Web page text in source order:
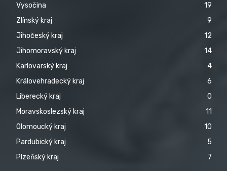
Vysočina
19
Zlínský kraj
9
Jihočeský kraj
12
Jihomoravský kraj
14
Karlovarský kraj
4
Královehradecký kraj
6
Liberecký kraj
0
Moravskoslezský kraj
11
Olomoucký kraj
10
Pardubický kraj
5
Plzeňský kraj
7